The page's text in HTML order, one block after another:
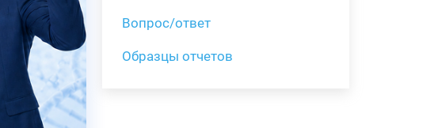
Вопрос/ответ
Образцы отчетов